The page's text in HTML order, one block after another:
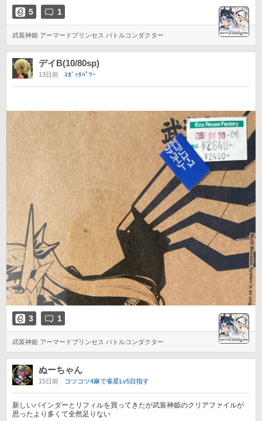
5 1
武装神姫 アーマードプリンセス バトルコンダクター
デイB(10/80sp)
13日前 ﾕｶﾞｯﾀﾊﾟﾜｰ
3 1
武装神姫 アーマードプリンセス バトルコンダクター
ぬーちゃん
15日前 コツコツ4麻で雀星Lv5目指す
新しいバインダーとリフィルを買ってきたが武装神姫のクリアファイルが
思ったより多くて全然足りない